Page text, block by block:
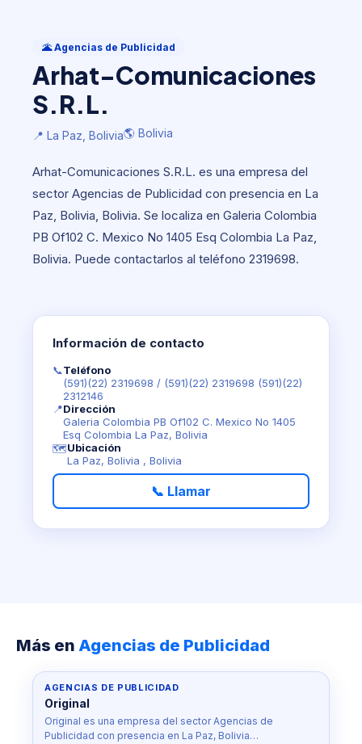
Arhat-Comunicaciones S.R.L.
📍 La Paz, Bolivia🌎 Bolivia
🌋 Agencias de Publicidad
Arhat-Comunicaciones
S.R.L.
📍 La Paz, Bolivia🌎 Bolivia
Arhat-Comunicaciones S.R.L. es una empresa del
sector Agencias de Publicidad con presencia en La
Paz, Bolivia, Bolivia. Se localiza en Galeria Colombia
PB Of102 C. Mexico No 1405 Esq Colombia La Paz,
Bolivia. Puede contactarlos al teléfono 2319698.
Información de contacto
📞Teléfono
(591)(22) 2319698 / (591)(22) 2319698 (591)(22)
2312146
📍Dirección
Galeria Colombia PB Of102 C. Mexico No 1405
Esq Colombia La Paz, Bolivia
🗺️Ubicación
La Paz, Bolivia , Bolivia
📞 Llamar
Más en Agencias de Publicidad
AGENCIAS DE PUBLICIDAD
Original
Original es una empresa del sector Agencias de
Publicidad con presencia en La Paz, Bolivia…